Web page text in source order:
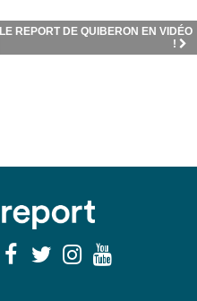
LE REPORT DE QUIBERON EN VIDÉO
!